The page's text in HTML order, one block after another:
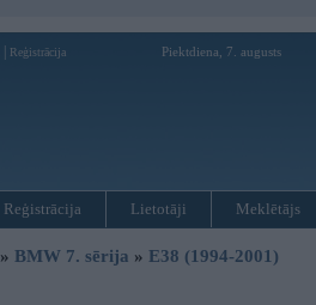
Reģistrācija Piektdiena, 7. augusts
Reģistrācija Lietotāji Meklētājs
» BMW 7. sērija » E38 (1994-2001)